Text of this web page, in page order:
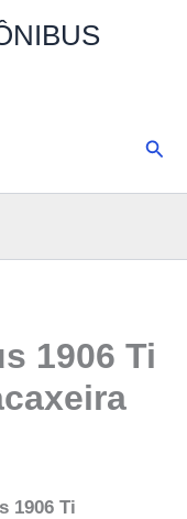
1906 Ti
1906 Ti